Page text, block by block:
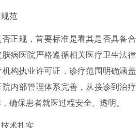
范
正规，首要标准是看其是否具备合
病医院严格遵循相关医疗卫生法律
构执业许可证，诊疗范围明确涵盖
内部管理体系完善，从接诊到治疗
确保患者就医过程安全、透明。
术扎实